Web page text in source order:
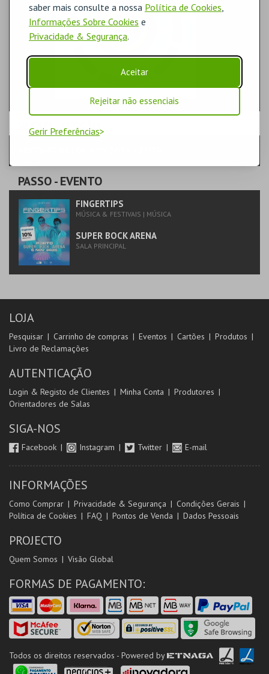
saber mais consulte a nossa Política de Cookies
Informações Sobre Cookies e
Privacidade & Segurança.
Aceitar
Rejeitar não essenciais
Gerir Preferências
PASSO- SESSÃO
PASSO- EVENTO
FINGERTIPS
MÚSICA & FESTIVAIS | MÚSICA
SUPER BOCK ARENA
SALA PRINCIPAL
LOJA
Pesquisar Carrinho de compras Eventos Cartões
Produtos
Livro de Reclamações
AUTENTICAÇÃO
Login & Registo de Clientes Minha Conta
Produtores
Orientadores de Salas
SIGA-NOS
Facebook Instagram Twitter E-mail
INFORMAÇÕES
Como Comprar Privacidade & Segurança
Condições Gerais
Política de Cookies
FAQ Pontos de Venda Dados Pessoais
PROJECTO
Quem Somos Visão Global
FORMAS DE PAGAMENTO:
Todos os direitos reservados - Powered by ETNAGA